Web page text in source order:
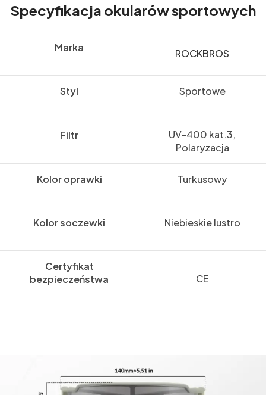
Specyfikacja okularów sportowych
Marka ROCKBROS
Styl Sportowe
Filtr
UV-400 kat.3,
Polaryzacja
Kolor oprawki Turkusowy
Kolor soczewki Niebieskie lustro
Certyfikat
bezpieczeństwa
CE